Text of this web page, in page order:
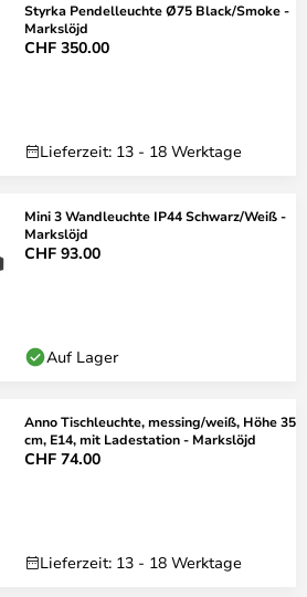
Styrka Pendelleuchte Ø75 Black/Smoke -
Markslöjd
CHF 350.00
Lieferzeit: 13 - 18 Werktage
Mini 3 Wandleuchte IP44 Schwarz/Weiß -
Markslöjd
CHF 93.00
Auf Lager
Anno Tischleuchte, messing/weiß, Höhe 35
cm, E14, mit Ladestation - Markslöjd
CHF 74.00
Lieferzeit: 13 - 18 Werktage